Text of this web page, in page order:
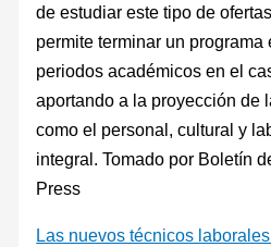
de estudiar este tipo de
permite terminar un programa
periodos académicos en el
aportando a la proyección de
como el personal, cultural y
integral. Tomado por Boletín
Press
Las nuevos técnicos